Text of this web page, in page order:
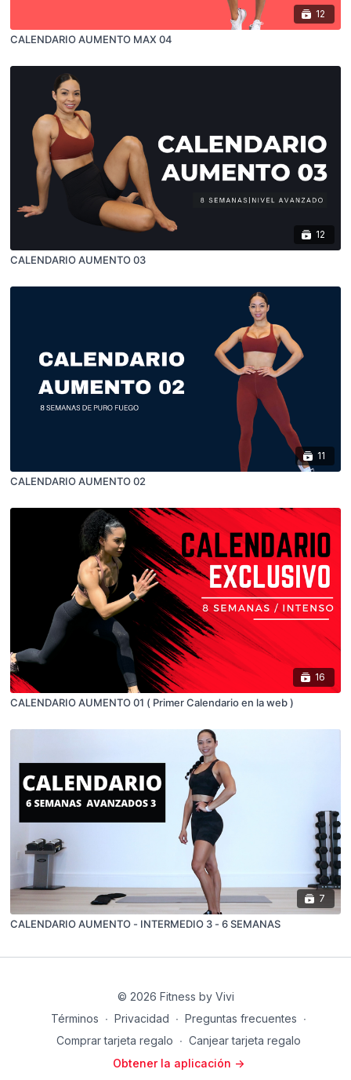
12
CALENDARIO AUMENTO MAX 04
12
CALENDARIO AUMENTO 03
11
CALENDARIO AUMENTO 02
16
CALENDARIO AUMENTO 01 ( Primer Calendario en la web )
7
CALENDARIO AUMENTO - INTERMEDIO 3 - 6 SEMANAS
© 2026 Fitness by Vivi
Términos ∙ Privacidad ∙ Preguntas frecuentes ∙
Comprar tarjeta regalo ∙ Canjear tarjeta regalo
Obtener la aplicación ->